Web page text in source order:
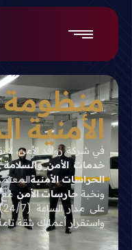
الأمنية
في شركة روافد الأمن،
خدمات الأمن والسلامة
الحراسات الأمنية
ونخبةحارسات الأمن مع
واستقرار أعمالك بثقة